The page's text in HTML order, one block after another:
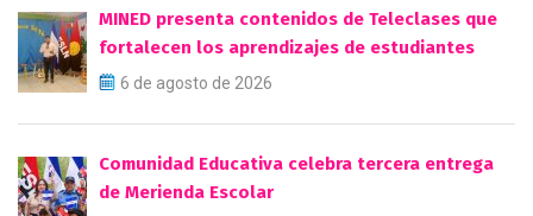
MINED presenta contenidos de Teleclases que
fortalecen los aprendizajes de estudiantes
6 de agosto de 2026
Comunidad Educativa celebra tercera entrega
de Merienda Escolar